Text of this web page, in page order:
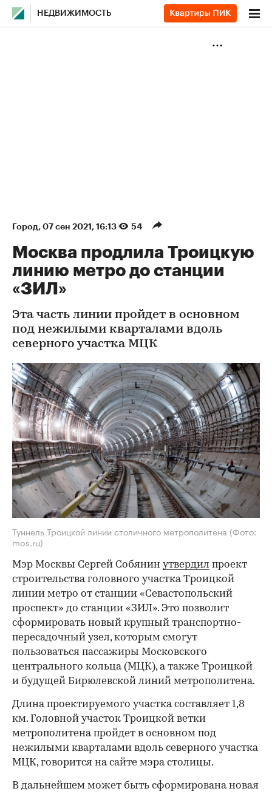
НЕДВИЖИМОСТЬ
Город⁠, 07 сен 2021, 16:13 54
Москва продлила Троицкую
линию метро до станции
«ЗИЛ»
Эта часть линии пройдет в основном
под нежилыми кварталами вдоль
северного участка МЦК
Туннель Троицкой линии столичного метрополитена (Фото:
mos.ru)
Мэр Москвы Сергей Собянин утвердил проект
строительства головного участка Троицкой
линии метро от станции «Севастопольский
проспект» до станции «ЗИЛ». Это позволит
сформировать новый крупный транспортно-
пересадочный узел, которым смогут
пользоваться пассажиры Московского
центрального кольца (МЦК), а также Троицкой
и будущей Бирюлевской линий метрополитена.
Длина проектируемого участка составляет 1,8
км. Головной участок Троицкой ветки
метрополитена пройдет в основном под
нежилыми кварталами вдоль северного участка
МЦК, говорится на сайте мэра столицы.
В дальнейшем может быть сформирована новая